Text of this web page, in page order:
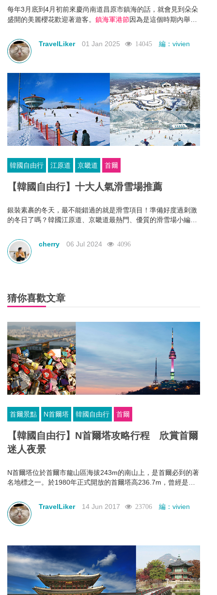
每年3月底到4月初前來慶尚南道昌原市鎮海的話，就會見到朵朵
盛開的美麗櫻花歡迎著遊客。 鎮海軍港節因為是這個時期內舉辦
市中心北原圓環豎立起李舜臣(1592年起至1598年在與日本的戰
爭中活躍的英雄)將軍銅像，並舉辦追慕祭(懷念亡者所舉辦的活
動)，目前已成為每年活動期間就有200萬以上的國內、外旅客共
TravelLiker 01 Jan 2025 14045 編：vivien
韓國自由行 江原道 京畿道 首爾
【韓國自由行】十大人氣滑雪場推薦
銀裝素裹的冬天，最不能錯過的就是滑雪項目！準備好度過刺激
的冬日了嗎？韓國江原道、京畿道最熱門、優質的滑雪場小編都
吧！
cherry 06 Jul 2024 4096
猜你喜歡文章
首爾景點 N首爾塔 韓國自由行 首爾
【韓國自由行】N首爾塔攻略行程 欣賞首爾
迷人夜景
N首爾塔位於首爾市龍山區海拔243m的南山上，是首爾必到的著
名地標之一。於1980年正式開放的首爾塔高236.7m，曾經是為
人熟知的代表性建築物。
TravelLiker 14 Jun 2017 23706 編：vivien